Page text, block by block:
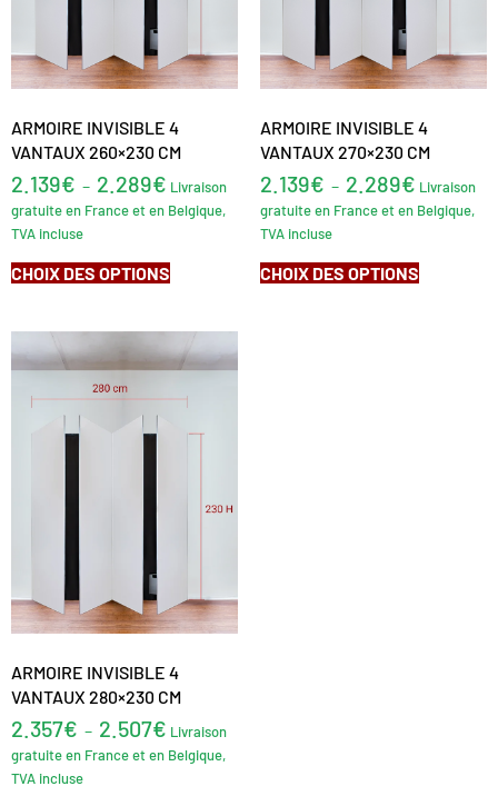
ARMOIRE INVISIBLE 4
VANTAUX 260×230 CM
2.139€ – 2.289€ Livraison
gratuite en France et en Belgique,
TVA incluse
CHOIX DES OPTIONS
ARMOIRE INVISIBLE 4
VANTAUX 270×230 CM
2.139€ – 2.289€ Livraison
gratuite en France et en Belgique,
TVA incluse
CHOIX DES OPTIONS
ARMOIRE INVISIBLE 4
VANTAUX 280×230 CM
2.357€ – 2.507€ Livraison
gratuite en France et en Belgique,
TVA incluse